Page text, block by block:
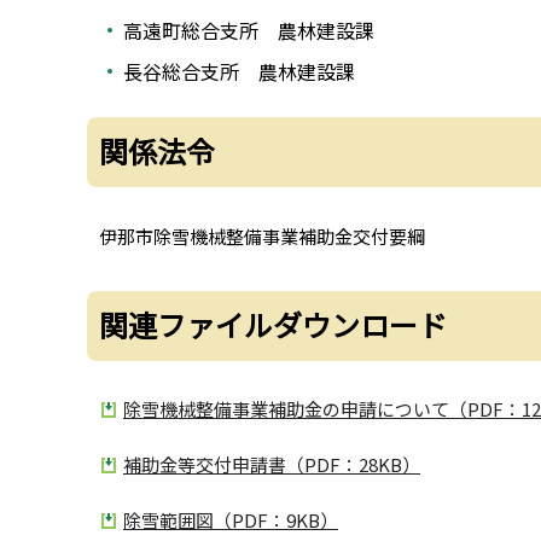
高遠町総合支所 農林建設課
長谷総合支所 農林建設課
関係法令
伊那市除雪機械整備事業補助金交付要綱
関連ファイルダウンロード
除雪機械整備事業補助金の申請について（PDF：
補助金等交付申請書（PDF：28KB）
除雪範囲図（PDF：9KB）